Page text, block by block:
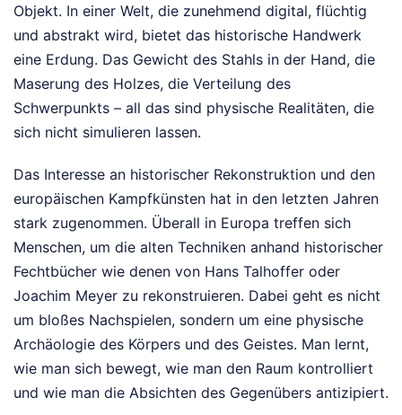
Objekt. In einer Welt, die zunehmend digital, flüchtig
und abstrakt wird, bietet das historische Handwerk
eine Erdung. Das Gewicht des Stahls in der Hand, die
Maserung des Holzes, die Verteilung des
Schwerpunkts – all das sind physische Realitäten, die
sich nicht simulieren lassen.
Das Interesse an historischer Rekonstruktion und den
europäischen Kampfkünsten hat in den letzten Jahren
stark zugenommen. Überall in Europa treffen sich
Menschen, um die alten Techniken anhand historischer
Fechtbücher wie denen von Hans Talhoffer oder
Joachim Meyer zu rekonstruieren. Dabei geht es nicht
um bloßes Nachspielen, sondern um eine physische
Archäologie des Körpers und des Geistes. Man lernt,
wie man sich bewegt, wie man den Raum kontrolliert
und wie man die Absichten des Gegenübers antizipiert.